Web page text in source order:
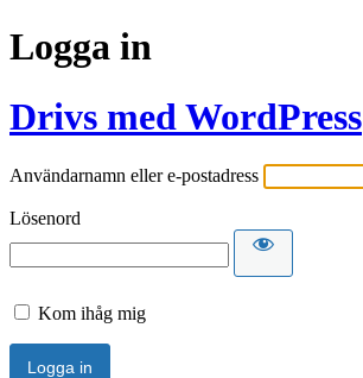
Logga in
Drivs med WordPress
Användarnamn eller e-postadress
Lösenord
Kom ihåg mig